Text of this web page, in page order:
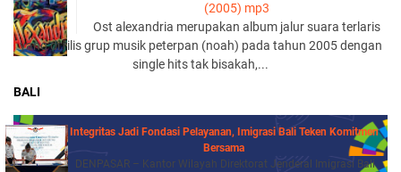
(2005) mp3
Ost alexandria merupakan album jalur suara terlaris
yang di rilis grup musik peterpan (noah) pada tahun 2005 dengan
single hits tak bisakah,...
BALI
Integritas Jadi Fondasi Pelayanan, Imigrasi Bali Teken Komitmen
Bersama
DENPASAR – Kantor Wilayah Direktorat Jenderal Imigrasi Bali